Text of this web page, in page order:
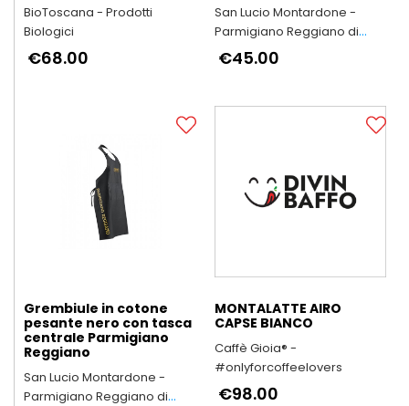
BioToscana - Prodotti
Biologici
€68.00
San Lucio Montardone -
Parmigiano Reggiano di
Montagna
€45.00
Grembiule in cotone
pesante nero con tasca
centrale Parmigiano
Reggiano
San Lucio Montardone -
Parmigiano Reggiano di
MONTALATTE AIRO
CAPSE BIANCO
Caffè Gioia® -
#onlyforcoffeelovers
€98.00